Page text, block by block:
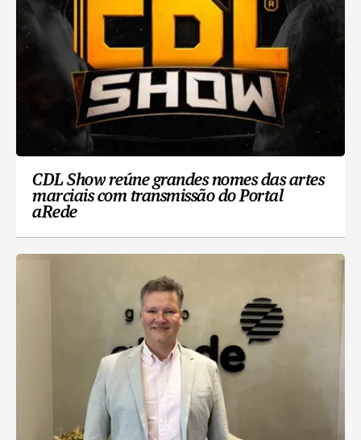
CDL Show reúne grandes nomes das artes
marciais com transmissão do Portal
aRede